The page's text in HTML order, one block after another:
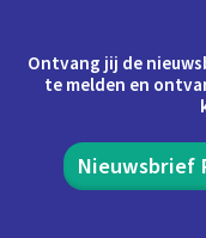
Ontvang jij de
te melden en
Nieuwsbrief